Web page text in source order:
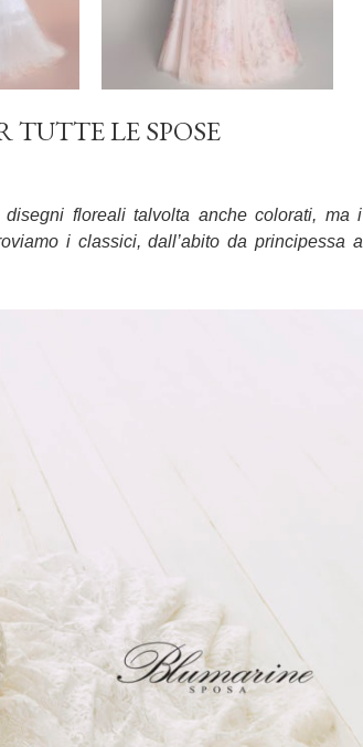
TUTTE LE SPOSE
floreali talvolta anche colorati, ma i
i classici, dall’abito da principessa a